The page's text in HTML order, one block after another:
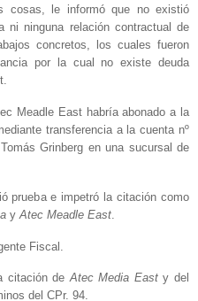
cosas, le informó que no existió
ni ninguna relación contractual de
concretos, los cuales fueron
por la cual no existe deuda
Meadle East habría abonado a la
transferencia a la cuenta nº
Grinberg en una sucursal de
prueba e impetró la citación como
y Atec Meadle East
Fiscal.
citación deAtec Media Easty del
del CPr. 94.